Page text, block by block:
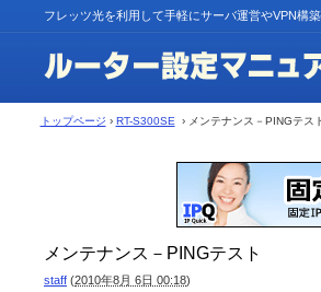
フレッツ光を利用して手軽にサーバ運営やVPN構
トップページ › RT-S300SE › メンテナンス－PINGテス
メンテナンス－PINGテスト
staff (2010年8月 6日 00:18)